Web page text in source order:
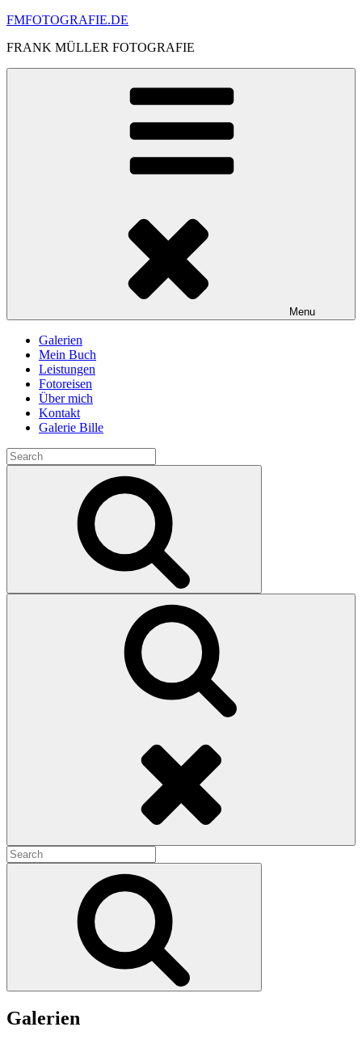
Skip
content
FMFOTOGRAFIE.DE
FRANK MÜLLER FOTOGRAFIE
Menu
Galerien
Mein Buch
Leistungen
Fotoreisen
Über mich
Kontakt
Galerie Bille
Search
for:
Search
for:
Galerien